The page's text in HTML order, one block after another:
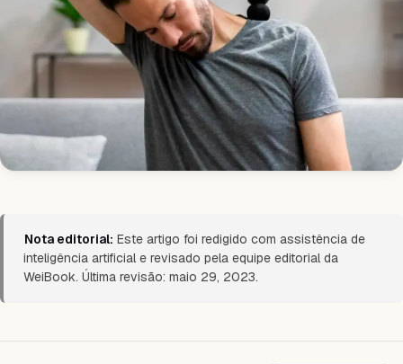
Nota editorial: Este artigo foi redigido com assistência de
inteligência artificial e revisado pela equipe editorial da
WeiBook. Última revisão: maio 29, 2023.